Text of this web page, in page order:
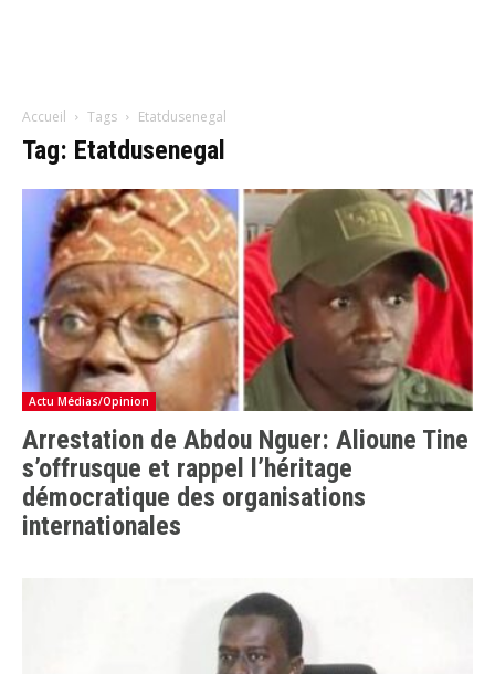
Accueil Tags Etatdusenegal
Tag: Etatdusenegal
Actu Médias/Opinion
Arrestation de Abdou Nguer: Alioune Tine
s’offrusque et rappel l’héritage
démocratique des organisations
internationales